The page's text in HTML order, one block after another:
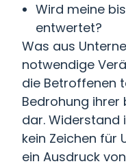
Wird meine
entwertet?
Was aus
notwendige
die Betroffenen
Bedrohung
dar. Widerstand
kein Zeichen für
ein Ausdruck